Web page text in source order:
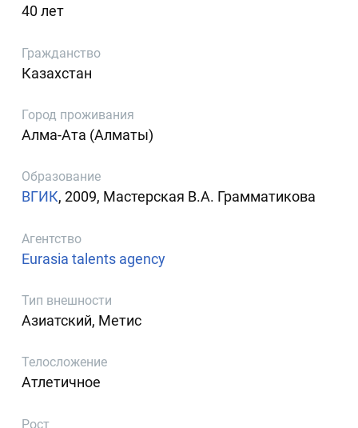
40 лет
Гражданство
Казахстан
Город проживания
Алма-Ата (Алматы)
Образование
ВГИК, 2009, Мастерская В.А. Грамматикова
Агентство
Eurasia talents agency
Тип внешности
Азиатский, Метис
Телосложение
Атлетичное
Рост